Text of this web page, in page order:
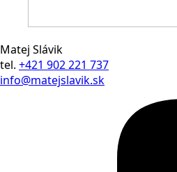
Matej Slávik
tel. +421 902 221 737
info@matejslavik.sk